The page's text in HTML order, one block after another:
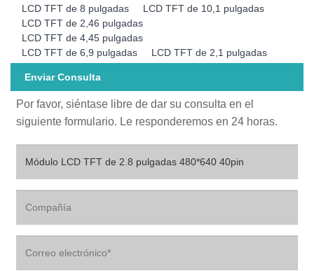
LCD TFT de 8 pulgadas
LCD TFT de 10,1 pulgadas
LCD TFT de 2,46 pulgadas
LCD TFT de 4,45 pulgadas
LCD TFT de 6,9 ​​pulgadas
LCD TFT de 2,1 pulgadas
Enviar Consulta
Por favor, siéntase libre de dar su consulta en el
siguiente formulario. Le responderemos en 24 horas.